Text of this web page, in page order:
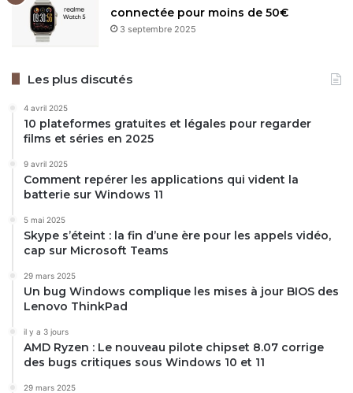
connectée pour moins de 50€
3 septembre 2025
Les plus discutés
4 avril 2025
10 plateformes gratuites et légales pour regarder
films et séries en 2025
9 avril 2025
Comment repérer les applications qui vident la
batterie sur Windows 11
5 mai 2025
Skype s’éteint : la fin d’une ère pour les appels vidéo,
cap sur Microsoft Teams
29 mars 2025
Un bug Windows complique les mises à jour BIOS des
Lenovo ThinkPad
il y a 3 jours
AMD Ryzen : Le nouveau pilote chipset 8.07 corrige
des bugs critiques sous Windows 10 et 11
29 mars 2025